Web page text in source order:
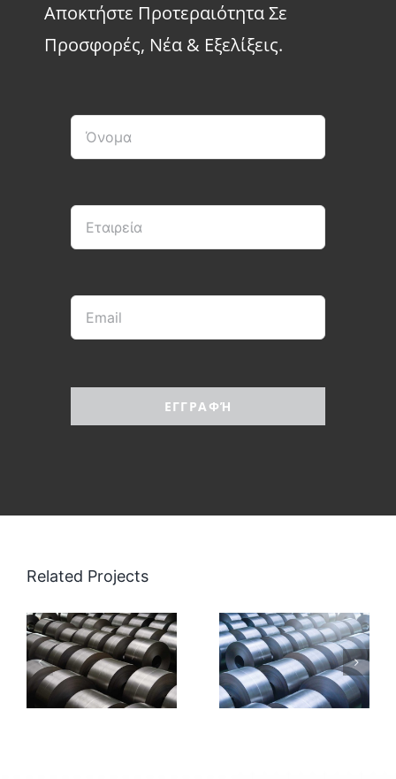
Αποκτήστε Προτεραιότητα Σε
Προσφορές, Νέα & Εξελίξεις.
ΕΓΓΡΑΦΉ
Related Projects
Ρολά &
Φύλλα
Ψυχρής
Ρολά και
Φύλλα